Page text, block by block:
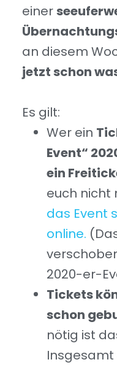
einer
an diesem
jetzt schon
Es gilt:
Wer ein
Event“
ein
euch nicht
das Event
online.
2020-er-
Tickets
schon
nötig ist